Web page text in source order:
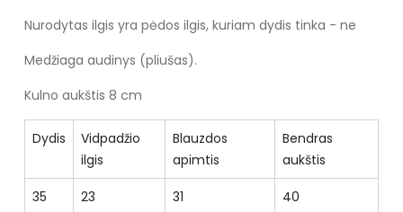
Nurodytas ilgis yra pėdos ilgis, kuriam dydis tinka - ne
Medžiaga audinys (pliušas).
Kulno aukštis 8 cm
Dydis
Vidpadžio
ilgis
Blauzdos
apimtis
Bendras
aukštis
35 23 31 40